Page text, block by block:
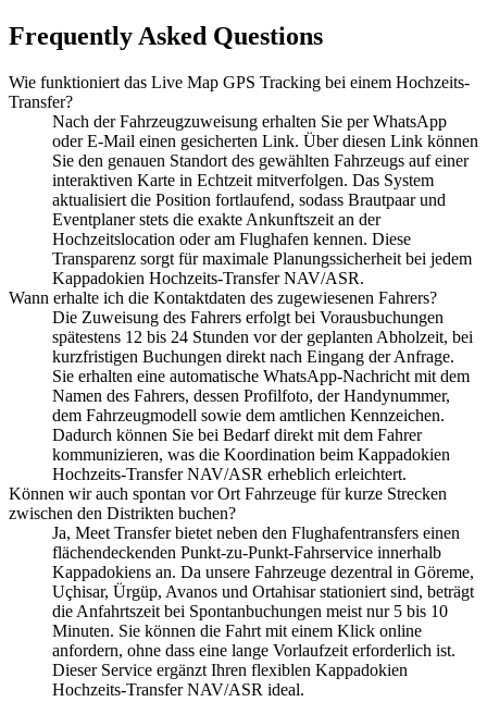
Frequently Asked Questions
Wie funktioniert das Live Map GPS Tracking bei einem Hochzeits-
Transfer?
Nach der Fahrzeugzuweisung erhalten Sie per WhatsApp
oder E-Mail einen gesicherten Link. Über diesen Link können
Sie den genauen Standort des gewählten Fahrzeugs auf einer
interaktiven Karte in Echtzeit mitverfolgen. Das System
aktualisiert die Position fortlaufend, sodass Brautpaar und
Eventplaner stets die exakte Ankunftszeit an der
Hochzeitslocation oder am Flughafen kennen. Diese
Transparenz sorgt für maximale Planungssicherheit bei jedem
Kappadokien Hochzeits-Transfer NAV/ASR.
Wann erhalte ich die Kontaktdaten des zugewiesenen Fahrers?
Die Zuweisung des Fahrers erfolgt bei Vorausbuchungen
spätestens 12 bis 24 Stunden vor der geplanten Abholzeit, bei
kurzfristigen Buchungen direkt nach Eingang der Anfrage.
Sie erhalten eine automatische WhatsApp-Nachricht mit dem
Namen des Fahrers, dessen Profilfoto, der Handynummer,
dem Fahrzeugmodell sowie dem amtlichen Kennzeichen.
Dadurch können Sie bei Bedarf direkt mit dem Fahrer
kommunizieren, was die Koordination beim Kappadokien
Hochzeits-Transfer NAV/ASR erheblich erleichtert.
Können wir auch spontan vor Ort Fahrzeuge für kurze Strecken
zwischen den Distrikten buchen?
Ja, Meet Transfer bietet neben den Flughafentransfers einen
flächendeckenden Punkt-zu-Punkt-Fahrservice innerhalb
Kappadokiens an. Da unsere Fahrzeuge dezentral in Göreme,
Uçhisar, Ürgüp, Avanos und Ortahisar stationiert sind, beträgt
die Anfahrtszeit bei Spontanbuchungen meist nur 5 bis 10
Minuten. Sie können die Fahrt mit einem Klick online
anfordern, ohne dass eine lange Vorlaufzeit erforderlich ist.
Dieser Service ergänzt Ihren flexiblen Kappadokien
Hochzeits-Transfer NAV/ASR ideal.